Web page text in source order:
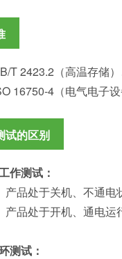
T 2423.2（高温存储
16750-4（电气电子
试的区别
作测试：
产品处于关机、不通电
产品处于开机、通电运
测试：